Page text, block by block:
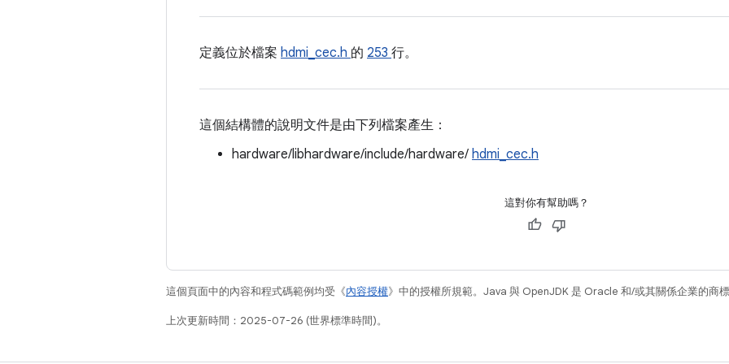
定義位於檔案 hdmi_cec.h 的 253 行。
這個結構體的說明文件是由下列檔案產生：
hardware/libhardware/include/hardware/ hdmi_cec.h
這對你有幫助嗎？
這個頁面中的內容和程式碼範例均受《內容授權》中的授權所規範。Java 與 OpenJDK 是 Oracle 和/或其關係企業的商標
上次更新時間：2025-07-26 (世界標準時間)。